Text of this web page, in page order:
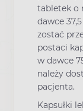
tabletek o
dawce
zostać
postaci
w dawce
należy
pacjenta.
Kapsułki